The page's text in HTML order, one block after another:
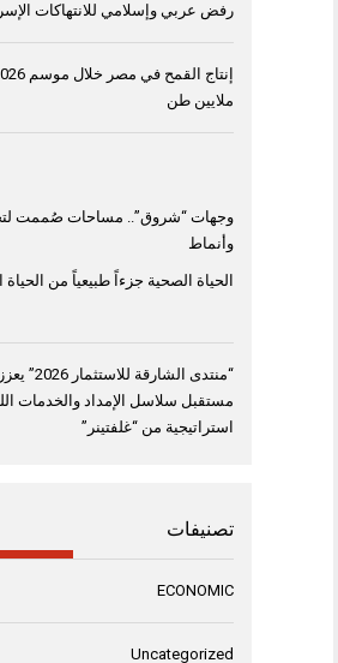
رفض عربي وإسلامي للانتهاكات
ملايين طن
وجهات “شروق”.. مساحات صُممت
وأنماط
الحياة الصحية جزءاً طبيعياً من الحياة
“منتدى
مستقبل سلاسل الإمداد والخدمات
استراتيجية من “غلفتينر”
تصنيفات
ECONOMIC
Uncategorized